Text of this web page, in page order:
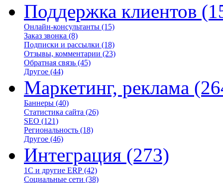
Поддержка клиентов
Онлайн-консультанты (15)
Заказ звонка (8)
Подписки и рассылки (18)
Отзывы, комментарии (23)
Обратная связь (45)
Другое (44)
Маркетинг, реклама
Баннеры (40)
Статистика сайта (26)
SEO (121)
Региональность (18)
Другое (46)
Интеграция (273)
1С и другие ERP (42)
Социальные сети (38)